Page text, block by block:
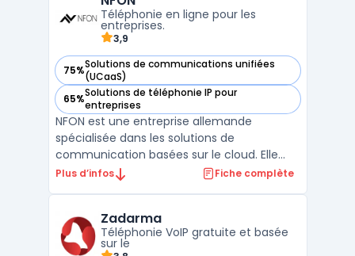
Téléphonie en ligne pour les
entreprises.
3,9
75%Solutions de communications unifiées
(UCaaS)
— voir NFON dans cette catégorie
65%Solutions de téléphonie IP pour
entreprises
— voir NFON dans cette catégorie
NFON est une entreprise allemande
spécialisée dans les solutions de
communication basées sur le cloud. Elle
propose une gamme complète de services
fax, des SMS, des webinaires, des centres
d'appels et bien plus encore. L ...
Plus d’infos Fiche complète
Zadarma
Téléphonie VoIP gratuite et basée
sur le